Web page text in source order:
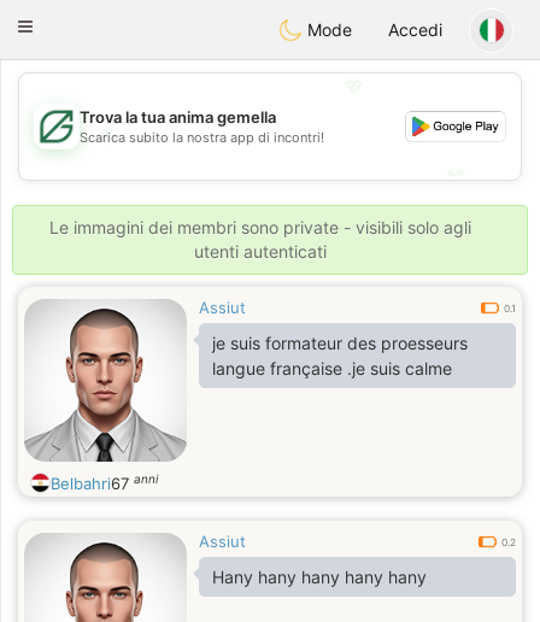
Dating
Toggle
Mode Accedi
💖
💕
Trova la tua anima gemella
Scarica subito la nostra app di incontri!
Le immagini dei membri sono private - visibili solo agli
utenti autenticati
Assiut 0.1
je suis formateur des proesseurs
langue française .je suis calme
Belbahri67 anni
Assiut 0.2
Hany hany hany hany hany